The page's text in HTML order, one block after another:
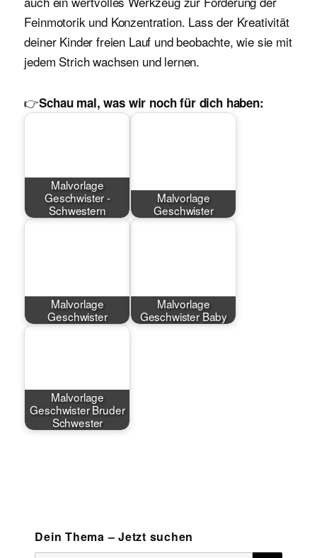
Feinmotorik und Konzentration. Lass der Kreativität
deiner Kinder freien Lauf und beobachte, wie sie mit
jedem Strich wachsen und lernen.
👉Schau mal, was wir noch für dich haben:
Malvorlage
Geschwister -
Schwestern
Malvorlage
Geschwister
Malvorlage
Geschwister
Malvorlage
Geschwister Baby
Malvorlage
Geschwister Bruder
Schwester
Dein Thema – Jetzt suchen